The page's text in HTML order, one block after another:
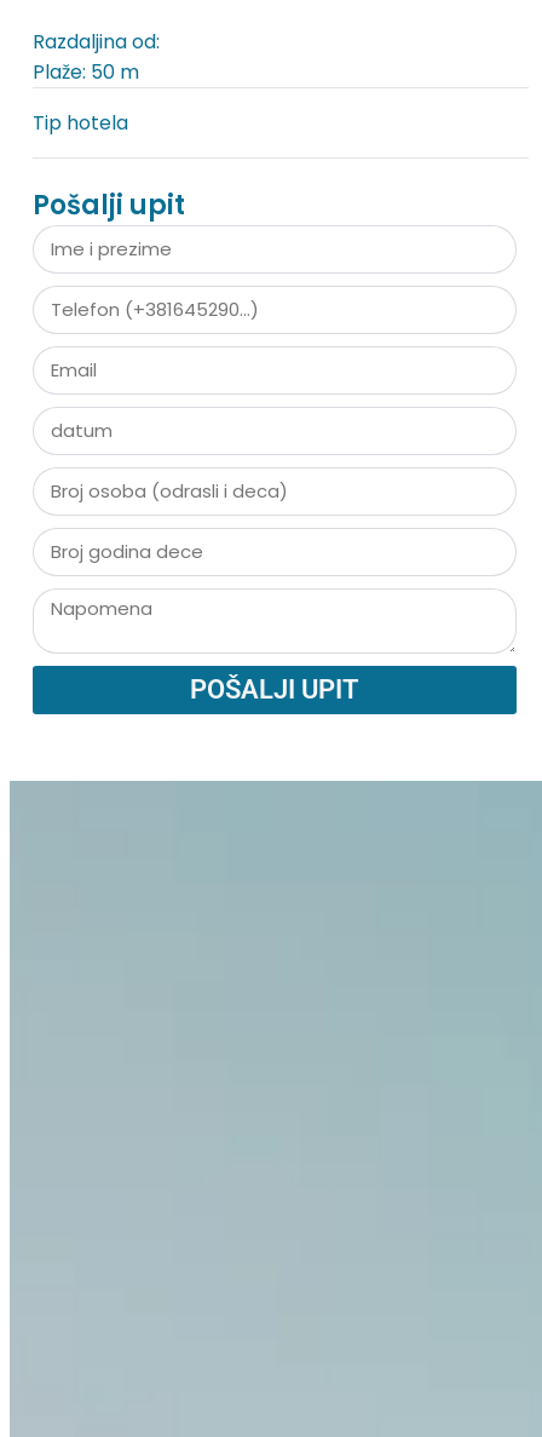
Razdaljina od:
Plaže: 50 m
Tip hotela
Pošalji upit
POŠALJI UPIT